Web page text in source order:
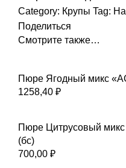
Category: Крупы Tag:
Поделиться
Смотрите также…
Пюре Ягодный микс
1258,40 ₽
Пюре Цитрусовый микс
(бс)
700,00 ₽